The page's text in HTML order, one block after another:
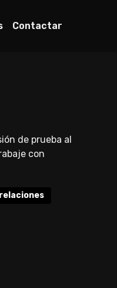
Contactar
de prueba al
con
relaciones